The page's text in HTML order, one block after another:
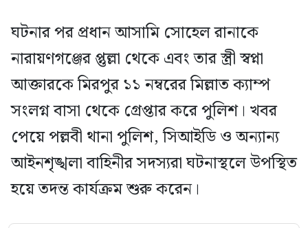
ঘটনার পর প্রধান আসামি সোহেল রানাকে
নারায়ণগঞ্জের প্তুল্লা থেকে এবং তার স্ত্রী স্বপ্না
আক্তারকে মিরপুর ১১ নম্বরের মিল্লাত ক্যাম্প
সংলগ্ন বাসা থেকে গ্রেপ্তার করে পুলিশ। খবর
পেয়ে পল্লবী থানা পুলিশ, সিআইডি ও অন্যান্য
আইনশৃঙ্খলা বাহিনীর সদস্যরা ঘটনাস্থলে উপস্থিত
হয়ে তদন্ত কার্যক্রম শুরু করেন।